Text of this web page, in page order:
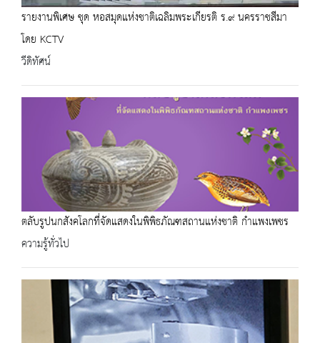
รายงานพิเศษ ชุด หอสมุดแห่งชาติเฉลิมพระเกียรติ ร.๙ นครราชสีมา
โดย KCTV
วีดิทัศน์
ตลับรูปนกสังคโลกที่จัดแสดงในพิพิธภัณฑสถานแห่งชาติ กำแพงเพชร
ความรู้ทั่วไป